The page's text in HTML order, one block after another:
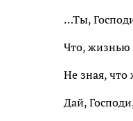
…Ты,
Что, жизнью
Не зная, что
Дай,